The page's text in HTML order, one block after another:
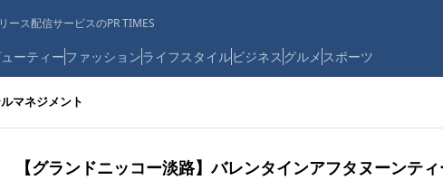
ース配信サービスのPR TIMES
ーティーファッションライフスタイルビジネス グルメ スポーツ
マネジメント
【グランドニッコー淡路】バレンタインアフタヌーンテ